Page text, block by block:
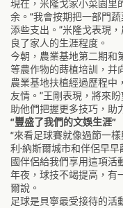
現在，米隆戈家小菜園里
余。“我會按期把一部門
添些支出。”米隆戈表現
良了家人的生涯程度。
今朝，農業基地第二期和
等農作物的蒔植培訓，并
農業基地扶植經過歷程中
友情。”王剛表現，將來
助他們把握更多技巧，助
“豐盛了我們的文娛生涯”
“來看足球賽就像過節一
利·納斯爾城市和伴侶早
國伴侶給我們享用這項活
年夜，球技不竭提高，有
爾說。
足球是貝寧最受接待的活